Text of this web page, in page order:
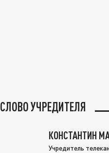
СЛОВО УЧРЕДИТЕЛЯ
КОНСТАНТИН
Учредитель